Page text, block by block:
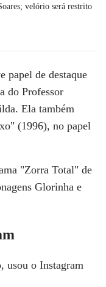
velório será restrito
papel de destaque
do Professor
Ela também
" (1996), no papel
"Zorra Total" de
Glorinha e
usou o Instagram